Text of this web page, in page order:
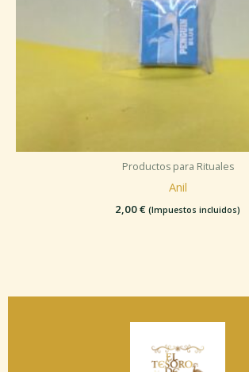
Productos para Rituales
Anil
2,00€ (Impuestos incluidos)